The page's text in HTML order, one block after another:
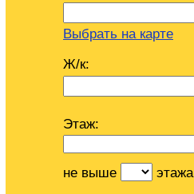
Выбрать на карте
Ж/к:
Этаж:
не выше
этажа